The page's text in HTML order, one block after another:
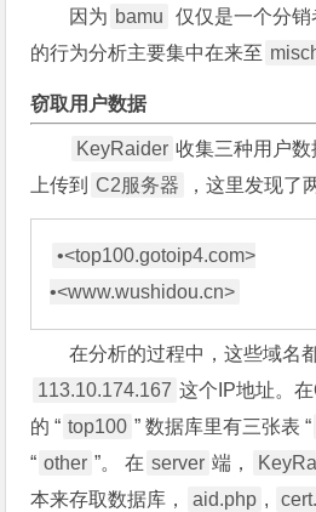
因为 bamu 仅仅是一个分销
的行为分析主要集中在来至
窃取用户数据
KeyRaider 收集三种用户数
上传到
C2服务器 ，这里发现了
•<top100.gotoip4.com>
在分析的过程中，这些域名
113.10.174.167 这个IP地址。
的 “ top100 ” 数据库里有三张表 “
“ other ”。 在 server 端，
本来存取数据库，
aid.php ,